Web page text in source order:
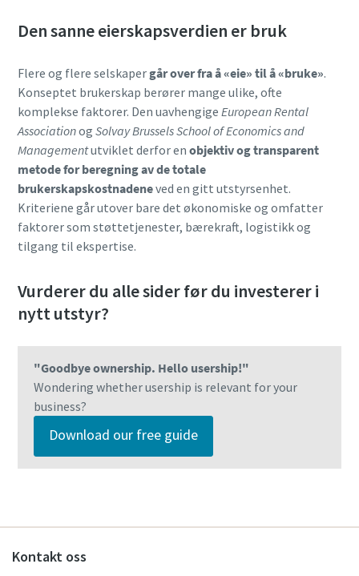
Den sanne eierskapsverdien er bruk
Flere og flere selskapergår over fra å «eie» til å «bruke».
Konseptet brukerskap berører mange ulike, ofte
komplekse faktorer. Den uavhengige European Rental
Associationog Solvay Brussels School of Economics and
Managementutviklet derfor en objektiv og transparent
metode for beregning av de totale
brukerskapskostnadeneved en gitt utstyrsenhet.
Kriteriene går utover bare det økonomiske og omfatter
faktorer som støttetjenester, bærekraft, logistikk og
tilgang til ekspertise.
Vurderer du alle sider før du investerer i
nytt utstyr?
"Goodbye ownership. Hello usership!"
Wondering whether usership is relevant for your
business?
Download our free guide
Kontakt oss